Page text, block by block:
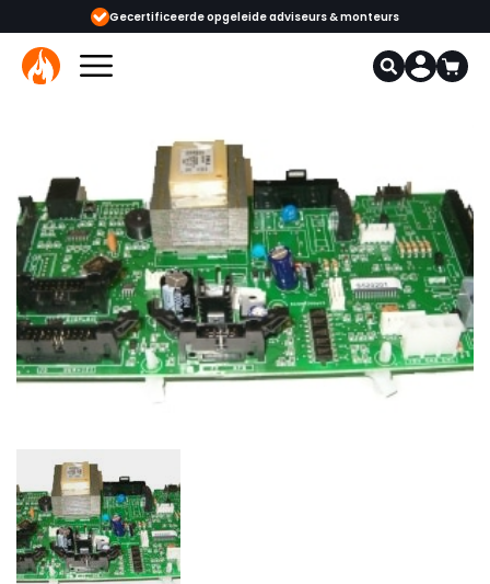
Gecertificeerde opgeleide adviseurs & monteurs 1000+ kachels en